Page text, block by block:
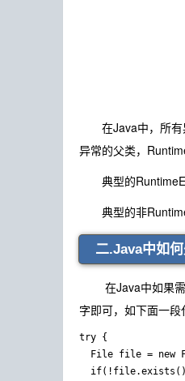
在Java中，所有
异常的父类，
典型的
典型的非
二
在Java中如果需
字即可，如下面一段
try {
File file = new